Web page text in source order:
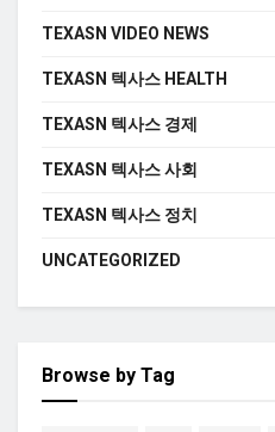
TEXASN VIDEO NEWS
TEXASN 텍사스 HEALTH
TEXASN 텍사스 경제
TEXASN 텍사스 사회
TEXASN 텍사스 정치
UNCATEGORIZED
Browse by Tag